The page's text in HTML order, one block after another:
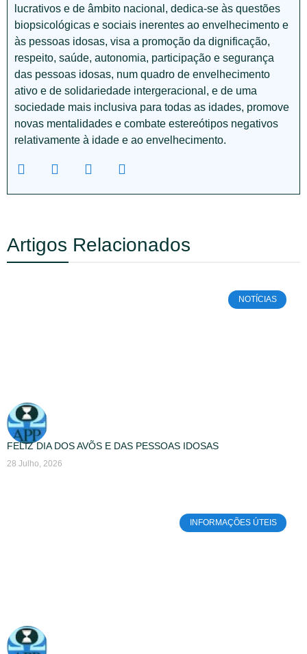
lucrativos e de âmbito nacional, dedica-se às questões
biopsicológicas e sociais inerentes ao envelhecimento e
às pessoas idosas, visa a promoção da dignificação,
respeito, saúde, autonomia, participação e segurança
das pessoas idosas, num quadro de envelhecimento
ativo e de solidariedade intergeracional, e de uma
sociedade mais inclusiva para todas as idades, promove
novas mentalidades e combate estereótipos negativos
relativamente à idade e ao envelhecimento.
Artigos Relacionados
NOTÍCIAS
FELIZ DIA DOS AVÕS E DAS PESSOAS IDOSAS
28 Julho, 2026
INFORMAÇÕES ÚTEIS